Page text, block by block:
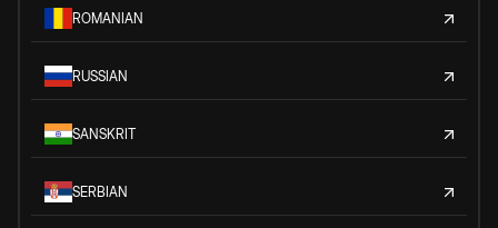
ROMANIAN
RUSSIAN
SANSKRIT
SERBIAN